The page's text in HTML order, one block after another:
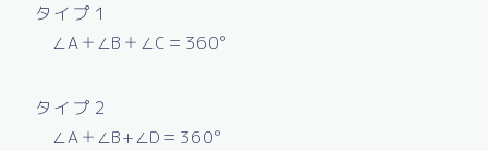
タイプ１
∠A＋∠B＋∠C＝360°
タイプ２
∠A＋∠B+∠D＝360°